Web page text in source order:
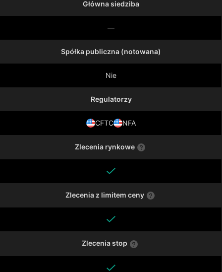
Główna siedziba
—
Spółka publiczna (notowana)
Nie
Regulatorzy
CFTC NFA
Zlecenia rynkowe
Zlecenia z limitem ceny
Zlecenia stop